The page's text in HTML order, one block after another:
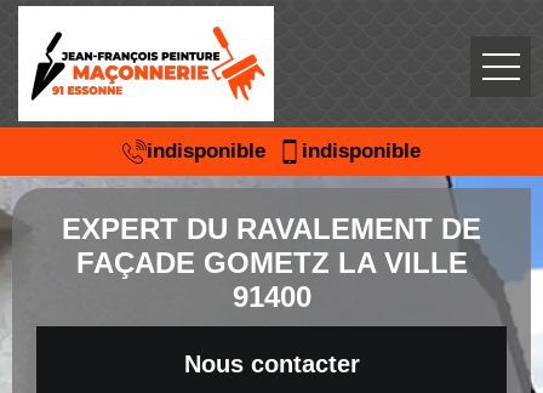
indisponible indisponible
EXPERT DU RAVALEMENT DE
FAÇADE GOMETZ LA VILLE
91400
Nous contacter